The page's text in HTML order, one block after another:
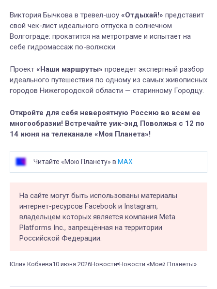
Виктория Бычкова в тревел-шоу «Отдыхай!» представит
свой чек-лист идеального отпуска в солнечном
Волгограде: прокатится на метротраме и испытает на
себе гидромассаж по-волжски.
Проект «Наши маршруты» проведет экспертный разбор
идеального путешествия по одному из самых живописных
городов Нижегородской области — старинному Городцу.
Откройте для себя невероятную Россию во всем ее
многообразии! Встречайте уик-энд Поволжья с 12 по
14 июня на телеканале «Моя Планета»!
Читайте «Мою Планету» в MAX
На сайте могут быть использованы материалы
интернет-ресурсов Facebook и Instagram,
владельцем которых является компания Meta
Platforms Inc., запрещённая на территории
Российской Федерации.
Юлия Кобзева10 июня 2026Новости Новости «Моей Планеты»